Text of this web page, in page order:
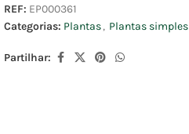
REF: EP000361
Categorias: Plantas, Plantas simples
Partilhar: